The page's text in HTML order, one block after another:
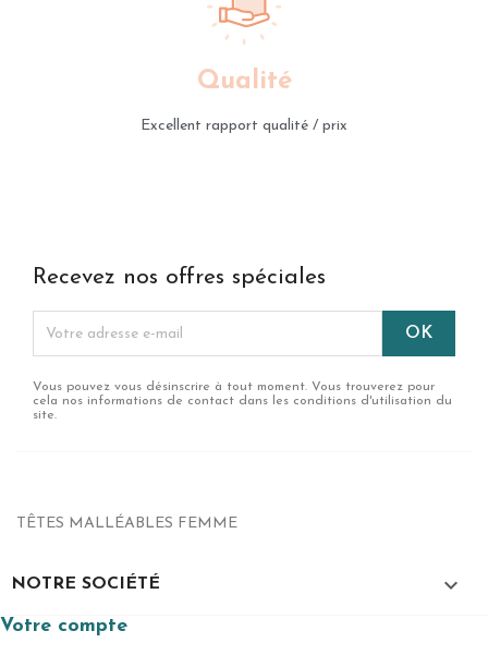
Qualité
Excellent rapport qualité / prix
Recevez nos offres spéciales
Vous pouvez vous désinscrire à tout moment. Vous trouverez pour
cela nos informations de contact dans les conditions d'utilisation du
site.
TÊTES MALLÉABLES FEMME
NOTRE SOCIÉTÉ 
Votre compte